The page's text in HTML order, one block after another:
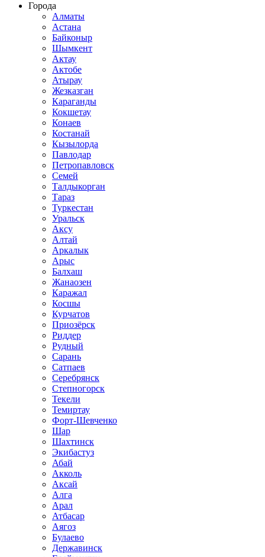
Города
Алматы
Астана
Байконыр
Шымкент
Актау
Актобе
Атырау
Жезказган
Караганды
Кокшетау
Конаев
Костанай
Кызылорда
Павлодар
Петропавловск
Семей
Талдыкорган
Тараз
Туркестан
Уральск
Аксу
Алтай
Аркалык
Арыс
Балхаш
Жанаозен
Каражал
Косшы
Курчатов
Приозёрск
Риддер
Рудный
Сарань
Сатпаев
Серебрянск
Степногорск
Текели
Темиртау
Форт-Шевченко
Шар
Шахтинск
Экибастуз
Абай
Акколь
Аксай
Алга
Арал
Атбасар
Аягоз
Булаево
Державинск